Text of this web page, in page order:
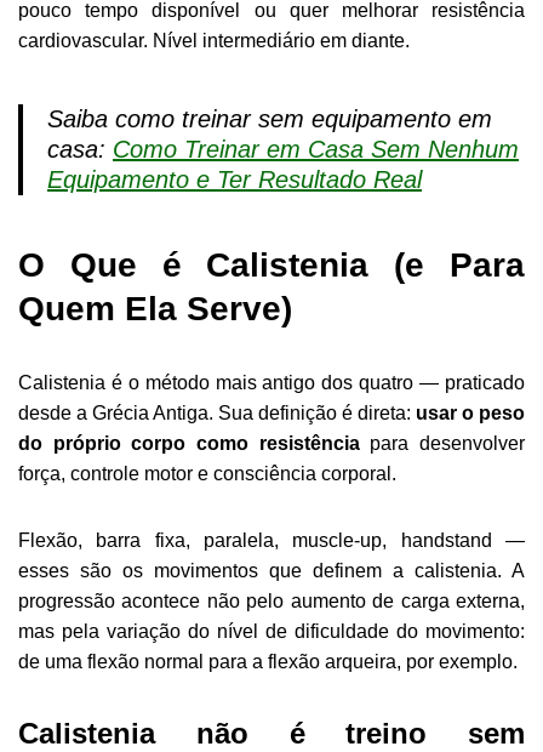
pouco tempo disponível ou quer melhorar resistência
cardiovascular. Nível intermediário em diante.
Saiba como treinar sem equipamento em
casa: Como Treinar em Casa Sem Nenhum
Equipamento e Ter Resultado Real
O Que é Calistenia (e Para
Quem Ela Serve)
Calistenia é o método mais antigo dos quatro — praticado
desde a Grécia Antiga. Sua definição é direta: usar o peso
do próprio corpo como resistênciapara desenvolver
força, controle motor e consciência corporal.
Flexão, barra fixa, paralela, muscle-up, handstand —
esses são os movimentos que definem a calistenia. A
progressão acontece não pelo aumento de carga externa,
mas pela variação do nível de dificuldade do movimento:
de uma flexão normal para a flexão arqueira, por exemplo.
Calistenia não é treino sem